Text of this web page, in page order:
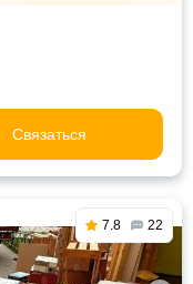
Связаться
7.8 22